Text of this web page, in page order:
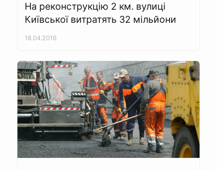
На реконструкцію 2 км. вулиці
Київської витратять 32 мільйони
18.04.2016